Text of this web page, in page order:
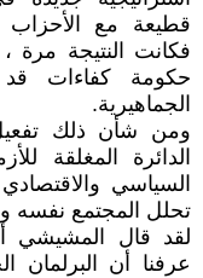
قطيعة مع الأحزاب
فكانت النتيجة مرة
حكومة كفاءات
الجماهيرية.
ومن شأن ذلك
الدائرة المغلقة
السياسي
تحلل المجتمع نفسه
لقد قال المشيشي
عرفنا أن البرلمان